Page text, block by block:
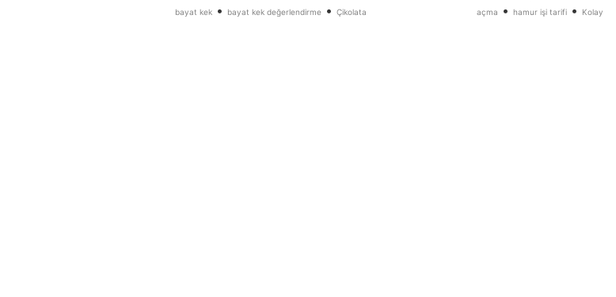
bayat kek • bayat kek değerlendirme • Çikolata açma • hamur işi tarifi • Kolay